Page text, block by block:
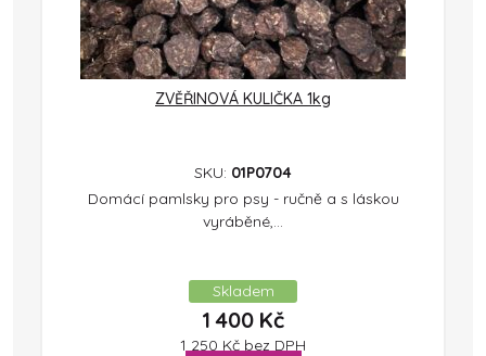
ZVĚŘINOVÁ KULIČKA 1kg
SKU: 01P0704
Domácí pamlsky pro psy - ručně a s láskou
vyráběné,...
Skladem
1 400 Kč
1 250 Kč bez DPH